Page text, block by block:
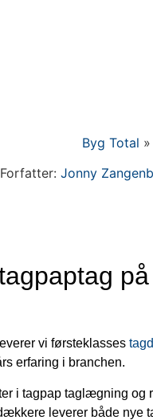
Byg Total »
Forfatter: Jonny
på
vi førsteklasses
erfaring i branchen.
i tagpap taglægning og
leverer både nye